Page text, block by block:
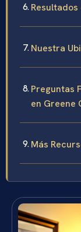
Nuestra
Preguntas
en Greene
Más